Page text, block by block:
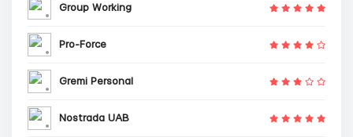
Group Working
Pro-Force
Gremi Personal
Nostrada UAB